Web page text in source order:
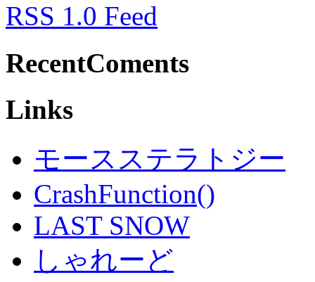
RSS 1.0 Feed
RecentComents
Links
モースステラトジー
CrashFunction()
LAST SNOW
しゃれーど